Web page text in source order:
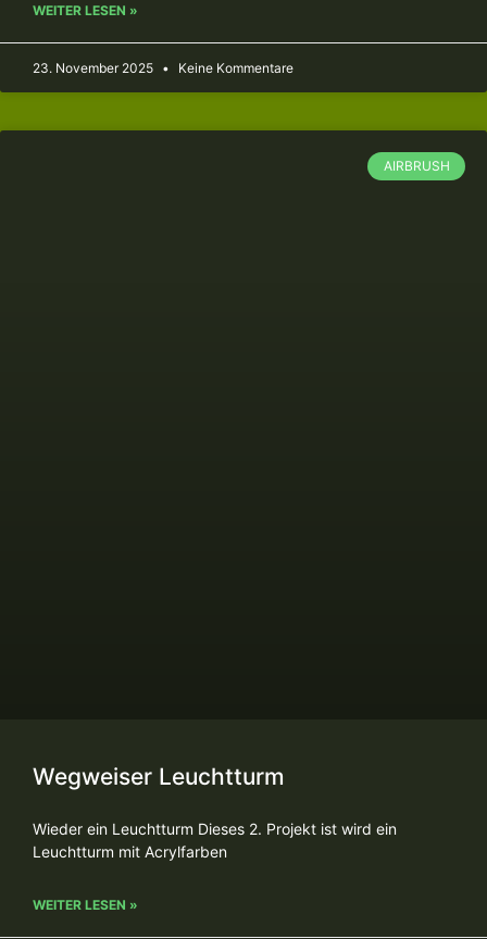
WEITER LESEN »
23. November 2025 Keine Kommentare
AIRBRUSH
Wegweiser Leuchtturm
Wieder ein Leuchtturm Dieses 2. Projekt ist wird ein
Leuchtturm mit Acrylfarben
WEITER LESEN »